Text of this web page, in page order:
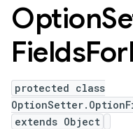
Option
FieldsFor
protected class
extends Object